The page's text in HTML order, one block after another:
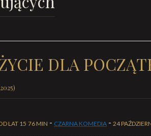
DLA
LAT 15 76 MIN - CZARNA KOMEDIA - 24